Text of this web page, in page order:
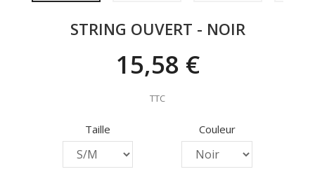
STRING OUVERT - NOIR
15,58 €
TTC
Taille Couleur